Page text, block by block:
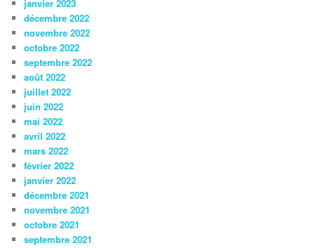
janvier 2023
décembre 2022
novembre 2022
octobre 2022
septembre 2022
août 2022
juillet 2022
juin 2022
mai 2022
avril 2022
mars 2022
février 2022
janvier 2022
décembre 2021
novembre 2021
octobre 2021
septembre 2021